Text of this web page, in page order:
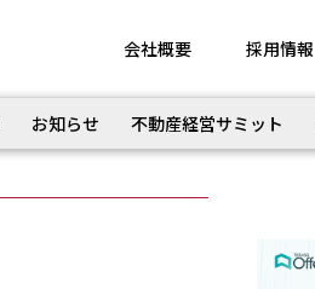
会社概要 採用情報
お知らせ 不動産経営サミット